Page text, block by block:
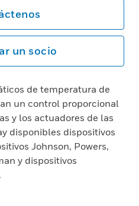
un socio
de temperatura de
un control proporcional
y los actuadores de las
disponibles dispositivos
Johnson, Powers,
y dispositivos